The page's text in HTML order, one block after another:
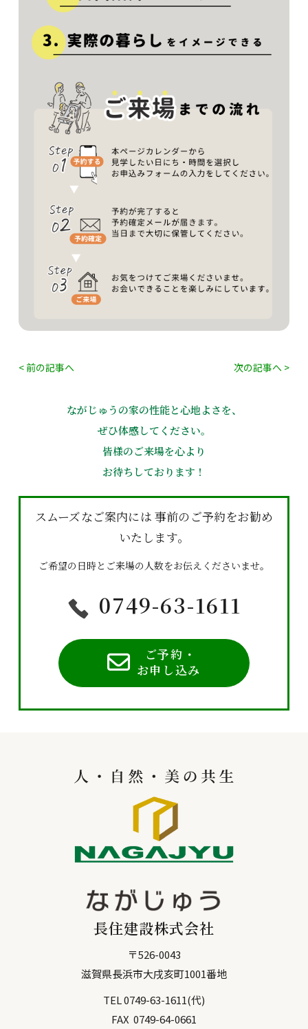
< 前の記事へ 次の記事へ >
ながじゅうの家の性能と心地よさを、
ぜひ体感してください。
皆様のご来場を心より
お待ちしております！
スムーズなご案内には 事前のご予約をお勧め
いたします。
ご希望の日時とご来場の人数をお伝えくださいませ。
0749-63-1611
ご予約・
お申し込み
長住建設株式会社
〒526-0043
滋賀県長浜市大戌亥町1001番地
TEL0749-63-1611(代)
FAX 0749-64-0661